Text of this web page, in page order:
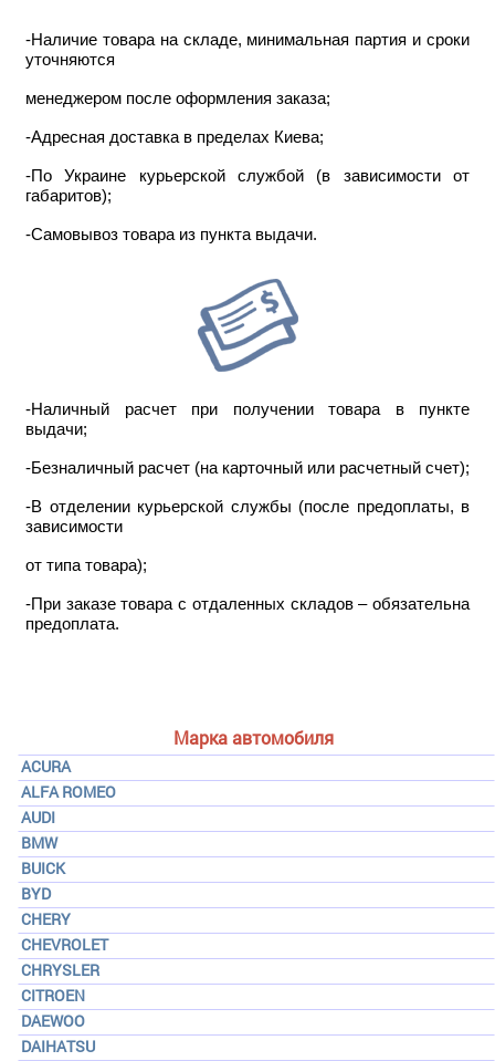
Марка автомобиля
ACURA
ALFA ROMEO
AUDI
BMW
BUICK
BYD
CHERY
CHEVROLET
CHRYSLER
CITROEN
DAEWOO
DAIHATSU
-Наличие товара на складе, минимальная партия и сроки
уточняются
менеджером после оформления заказа;
-Адресная доставка в пределах Киева;
-По Украине курьерской службой (в зависимости от
габаритов);
-Самовывоз товара из пункта выдачи.
-Наличный расчет при получении товара в пункте
выдачи;
-Безналичный расчет (на карточный или расчетный счет);
-В отделении курьерской службы (после предоплаты, в
зависимости
от типа товара);
-При заказе товара с отдаленных складов – обязательна
предоплата.